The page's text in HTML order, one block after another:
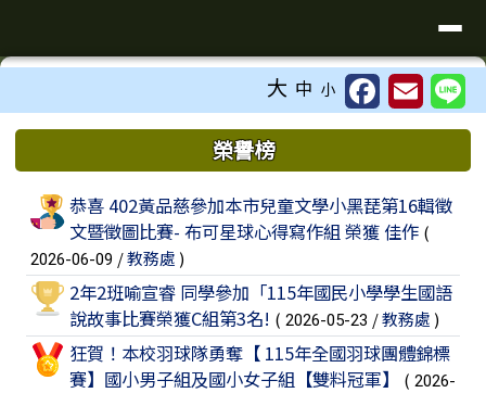
⏸
大 中 小
上中區域內容 榮譽榜
榮譽榜列表
恭喜 402黃品慈參加本市兒童文學小黑琵第16輯徵
文暨徵圖比賽- 布可星球心得寫作組 榮獲 佳作 (
2026-06-09 /教務處 )
2年2班喻宣睿 同學參加「115年國民小學學生國語
說故事比賽榮獲C組第3名! ( 2026-05-23 /教務處 )
狂賀！本校羽球隊勇奪【 115年全國羽球團體錦標
賽】國小男子組及國小女子組【雙料冠軍】
( 2026-
頁尾區域